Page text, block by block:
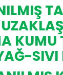
KUMU